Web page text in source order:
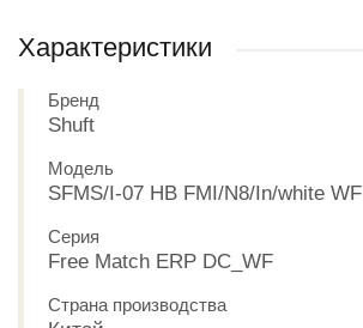
Характеристики
Бренд
Shuft
Модель
SFMS/I-07 HB FMI/N8/In/white WF
Серия
Free Match ERP DC_WF
Страна производства